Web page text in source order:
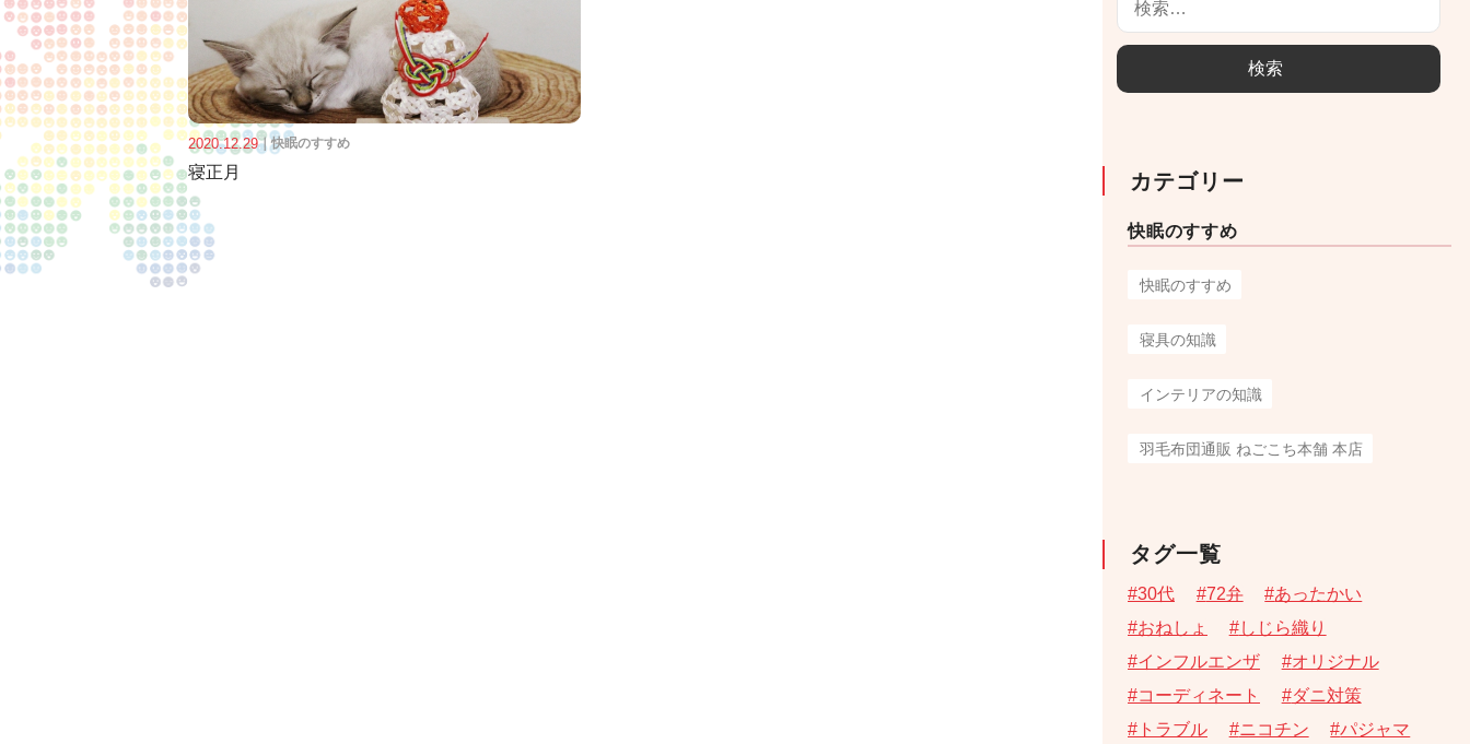
カテゴリー
快眠のすすめ
快眠のすすめ
寝具の知識
インテリアの知識
羽毛布団通販 ねごこち本舗 本店
タグ一覧
30代 72弁
あったかい
おねしょ
しじら織り
インフルエンザ
オリジナル
コーディネート
ダニ対策
トラブル
ニコチン
パジャマ
2020.12.29｜快眠のすすめ
寝正月